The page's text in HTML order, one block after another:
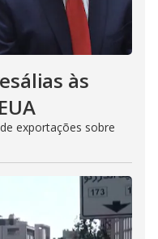
às
exportações sobre